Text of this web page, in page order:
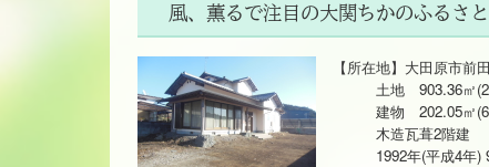
風、薫るで注目の大関ちかのふるさと
【所在地】大田原市前
土地 903.36㎡
建物 202.05㎡
木造瓦葺2階建
1992年(平成4年)